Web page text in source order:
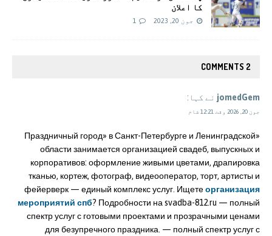
کا اعلان
جون 20, 2023 1
2 COMMENTS
jomedGem نے کہا:
جون 20, 2026 وقت 12:21 شام
«Праздничный город» в Санкт-Петербурге и Ленинградской
области занимается организацией свадеб, выпускных и
корпоративов: оформление живыми цветами, драпировка
тканью, кортеж, фотограф, видеооператор, торт, артисты и
фейерверк — единый комплекс услуг. Ищетеорганизация
мероприятий спб? Подробности на svadba-812.ru — полный
спектр услуг с готовыми проектами и прозрачными ценами
для безупречного праздника. — полный спектр услуг с